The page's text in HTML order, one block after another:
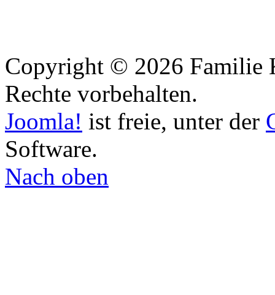
Copyright © 2026 Familie
Rechte vorbehalten.
Joomla! ist freie, unter der
Software.
Nach oben